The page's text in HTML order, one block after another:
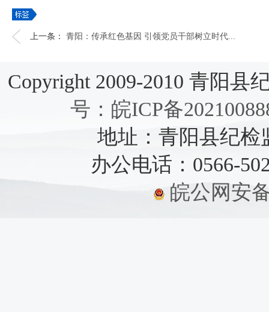
上一条： 青阳：传承红色基因 引领党员干部树立时代...
Copyright 2009-2010 青阳县
号：皖ICP备
地址：青阳县纪检
办公电话：0566-
皖公网安